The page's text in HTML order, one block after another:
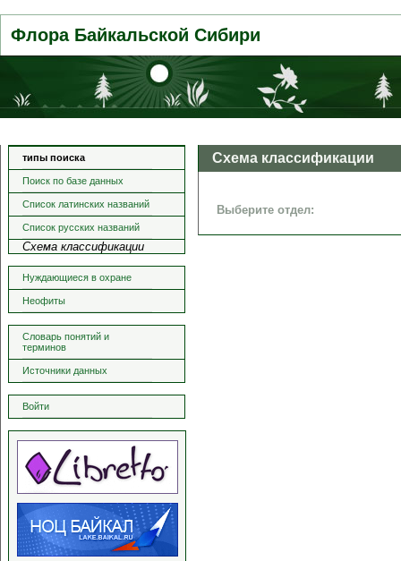
Флора Байкальской Сибири
типы поиска
Поиск по базе данных
Список латинских названий
Список русских названий
Схема классификации
Нуждающиеся в охране
Неофиты
Словарь понятий и
терминов
Источники данных
Войти
Схема классификации
Выберите отдел: